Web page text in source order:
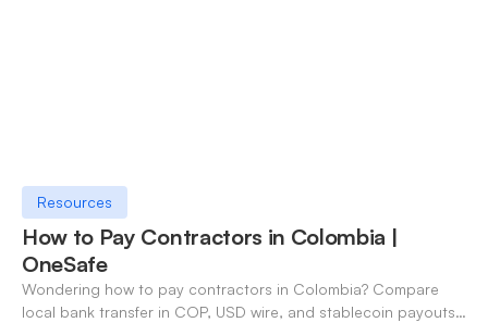
Resources
How to Pay Contractors in Colombia |
OneSafe
Wondering how to pay contractors in Colombia? Compare
local bank transfer in COP, USD wire, and stablecoin payouts.